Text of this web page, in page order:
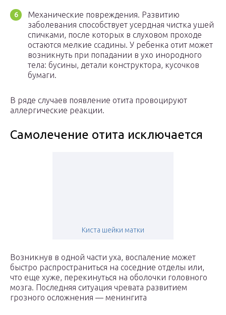
Механические повреждения. Развитию
заболевания способствует усердная чистка ушей
спичками, после которых в слуховом проходе
остаются мелкие ссадины. У ребенка отит может
возникнуть при попадании в ухо инородного
тела: бусины, детали конструктора, кусочков
бумаги.
В ряде случаев появление отита провоцируют
аллергические реакции.
Самолечение отита исключается
Киста шейки матки
Возникнув в одной части уха, воспаление может
быстро распространиться на соседние отделы или,
что еще хуже, перекинуться на оболочки головного
мозга. Последняя ситуация чревата развитием
грозного осложнения — менингита